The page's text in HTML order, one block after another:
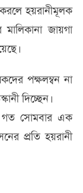
হয়রানীমূলক
জায়গা
পক্ষলম্বন না
দিচ্ছেন।
গত সোমবার এক
প্রতি হয়রানী